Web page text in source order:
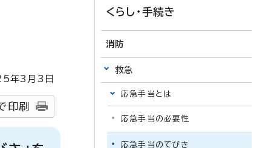
年3月3日
印刷
くらし・手続き
消防
救急
応急手当とは
応急手当の必要性
応急手当のてびき